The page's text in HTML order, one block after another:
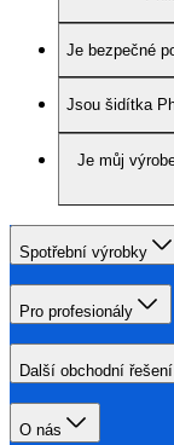
Je bezpečné
Jsou šidítka
Je můj
Spotřební výrobky
Pro profesionály
Další obchodní řešení
O nás